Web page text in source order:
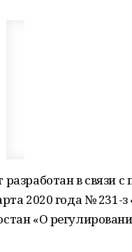
в связи
2020 года № 231-
«О